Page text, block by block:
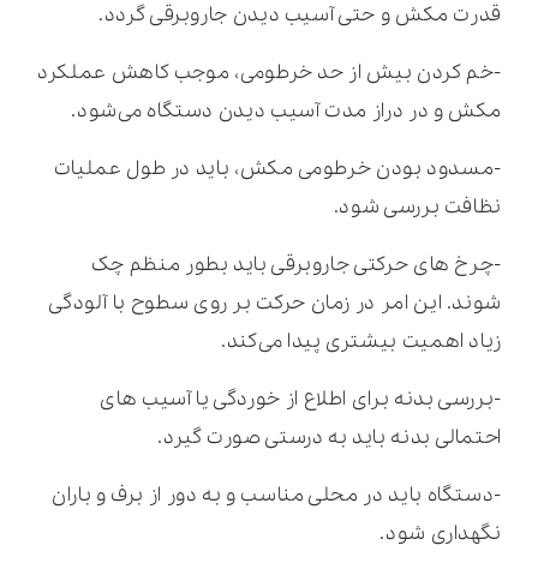
قدرت مکش و حتی آسیب دیدن جاروبرقی گردد.
-خم کردن بیش از حد خرطومی، موجب کاهش عملکرد
مکش و در دراز مدت آسیب دیدن دستگاه می‌شود.
-مسدود بودن خرطومی مکش، باید در طول عملیات
نظافت بررسی شود.
-چرخ های حرکتی جاروبرقی باید بطور منظم چک
شوند. این امر در زمان حرکت بر روی سطوح با آلودگی
زیاد اهمیت بیشتری پیدا می‌کند.
-بررسی بدنه برای اطلاع از خوردگی یا آسیب های
احتمالی بدنه باید به درستی صورت گیرد.
-دستگاه باید در محلی مناسب و به دور از برف و باران
نگهداری شود.